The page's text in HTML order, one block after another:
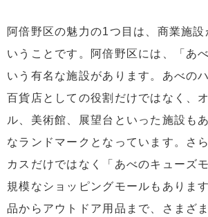
阿倍野区の魅力の1つ目は、商業施設
いうことです。阿倍野区には、「あ
いう有名な施設があります。あべの
百貨店としての役割だけではなく、
ル、美術館、展望台といった施設も
なランドマークとなっています。さ
カスだけではなく「あべのキューズ
規模なショッピングモールもありま
品からアウトドア用品まで、さまざ